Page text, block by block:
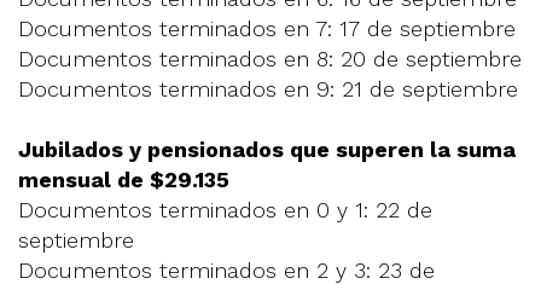
Documentos terminados en 7: 17 de septiembre
Documentos terminados en 8: 20 de septiembre
Documentos terminados en 9: 21 de septiembre
Jubilados y pensionados que superen la suma
mensual de $29.135
Documentos terminados en 0 y 1: 22 de
septiembre
Documentos terminados en 2 y 3: 23 de